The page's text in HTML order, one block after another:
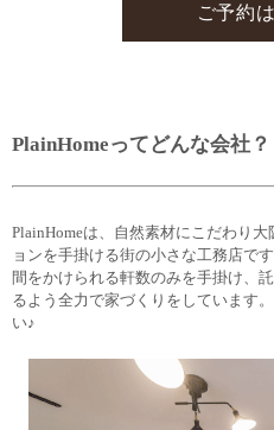
ご予約
PlainHomeってどんな会社？
PlainHomeは、自然素材にこだわり
ョンを手掛ける街の小さな工務店で
間をかけられる軒数のみを手掛け、
るよう全力で家づくりをしています
い♪